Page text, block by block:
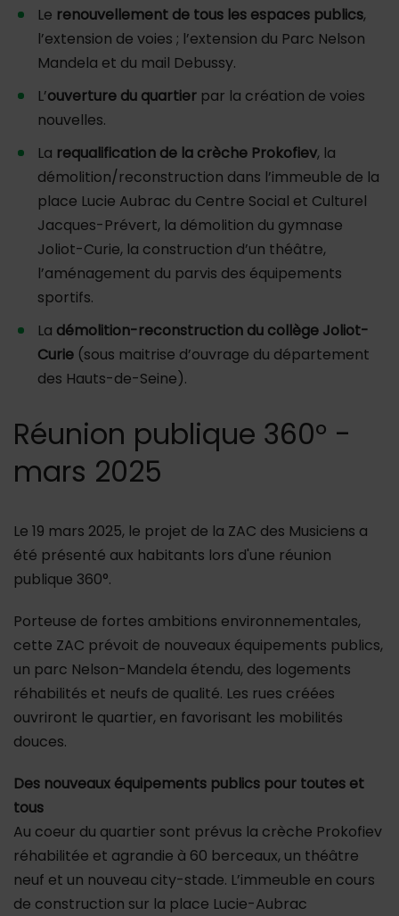
Le renouvellement de tous les espaces publics,
l’extension de voies ; l’extension du Parc Nelson
Mandela et du mail Debussy.
L’ouverture du quartier par la création de voies
nouvelles.
La requalification de la crèche Prokofiev, la
démolition/reconstruction dans l’immeuble de la
place Lucie Aubrac du Centre Social et Culturel
Jacques-Prévert, la démolition du gymnase
Joliot-Curie, la construction d’un théâtre,
l’aménagement du parvis des équipements
sportifs.
La démolition-reconstruction du collège Joliot-
Curie (sous maitrise d’ouvrage du département
des Hauts-de-Seine).
Réunion publique 360° -
mars 2025
Le 19 mars 2025, le projet de la ZAC des Musiciens a
été présenté aux habitants lors d'une réunion
publique 360°.
Porteuse de fortes ambitions environnementales,
cette ZAC prévoit de nouveaux équipements publics,
un parc Nelson-Mandela étendu, des logements
réhabilités et neufs de qualité. Les rues créées
ouvriront le quartier, en favorisant les mobilités
douces.
Des nouveaux équipements publics pour toutes et
tous
Au coeur du quartier sont prévus la crèche Prokofiev
réhabilitée et agrandie à 60 berceaux, un théâtre
neuf et un nouveau city-stade. L’immeuble en cours
de construction sur la place Lucie-Aubrac